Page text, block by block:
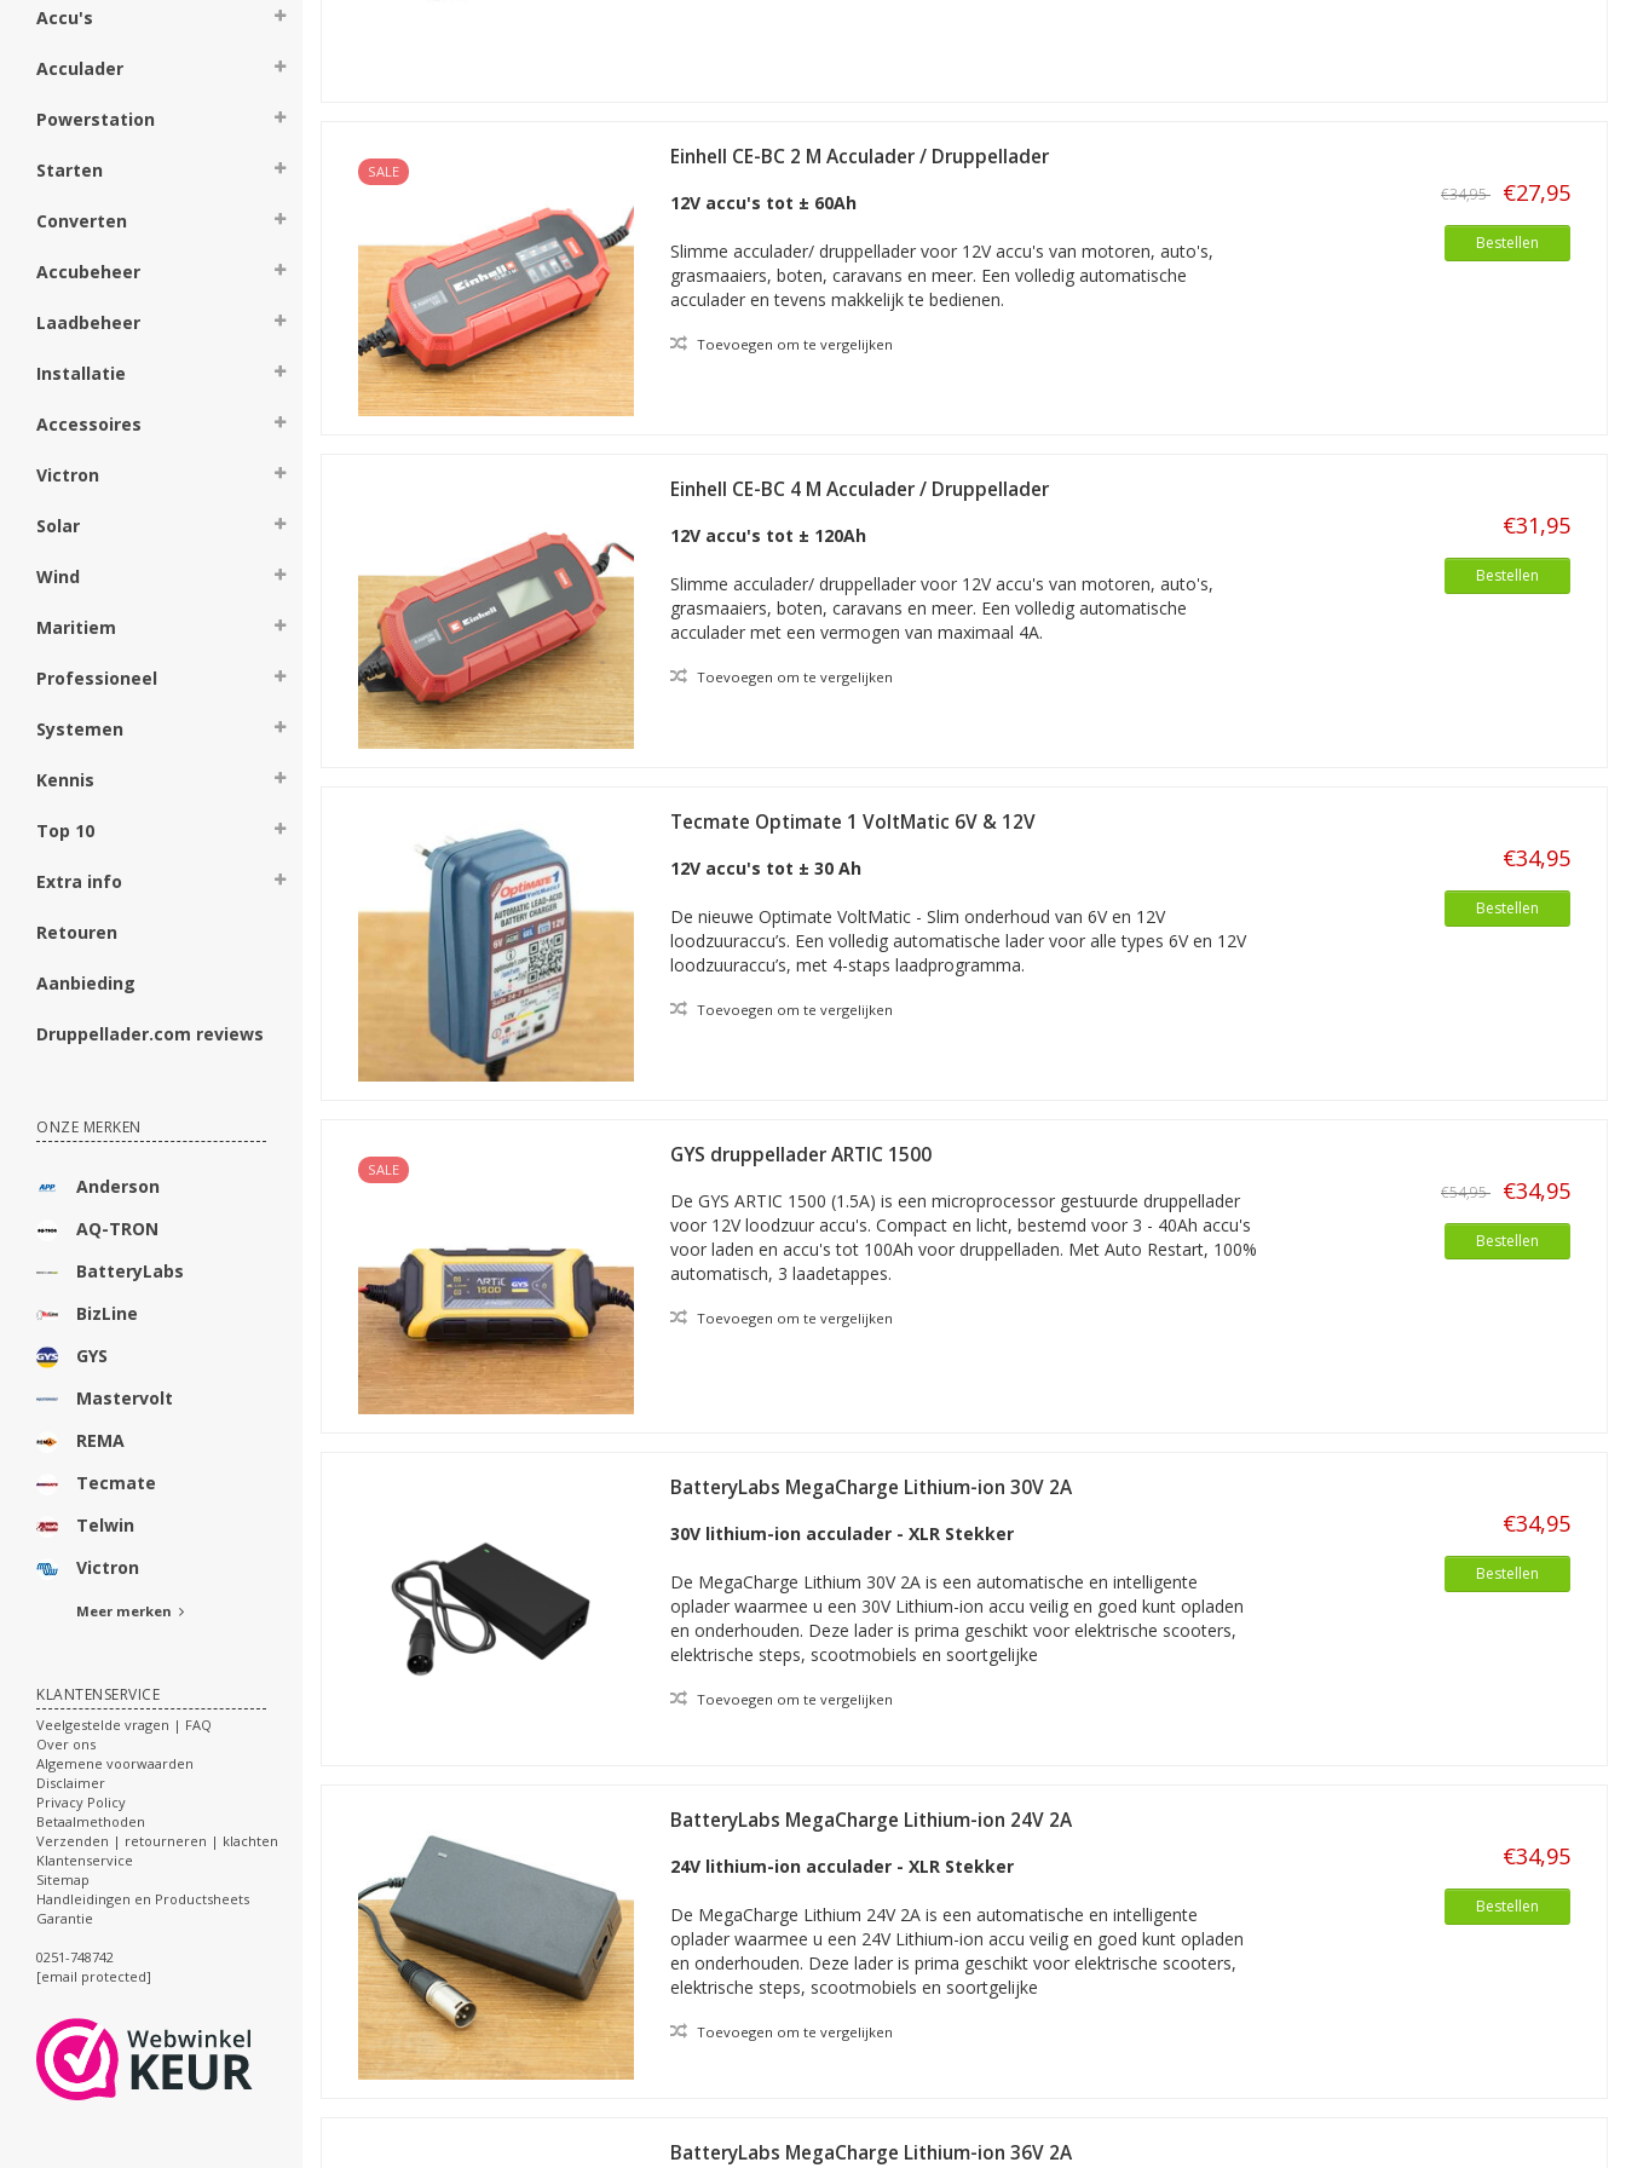
Accu's
Acculader
Powerstation
Starten
Converten
Accubeheer
Laadbeheer
Installatie
Accessoires
Victron
Solar
Wind
Maritiem
Professioneel
Systemen
Kennis
Top 10
Extra info
Retouren
Aanbieding
Druppellader.com reviews
ONZE MERKEN
Anderson
AQ-TRON
BatteryLabs
BizLine
GYS
Mastervolt
REMA
Tecmate
Telwin
Victron
Meer merken
KLANTENSERVICE
Veelgestelde vragen | FAQ
Over ons
Algemene voorwaarden
Disclaimer
Privacy Policy
Betaalmethoden
Verzenden | retourneren | klachten
Klantenservice
Sitemap
Handleidingen en Productsheets
Garantie
0251-748742
[email protected]
SALE
Einhell CE-BC 2 M Acculader / Druppellader
12V accu's tot ± 60Ah
Slimme acculader/ druppellader voor 12V accu's van motoren, auto's,
grasmaaiers, boten, caravans en meer. Een volledig automatische
acculader en tevens makkelijk te bedienen.
Toevoegen om te vergelijken
€34,95 €27,95
Bestellen
Einhell CE-BC 4 M Acculader / Druppellader
12V accu's tot ± 120Ah
Slimme acculader/ druppellader voor 12V accu's van motoren, auto's,
grasmaaiers, boten, caravans en meer. Een volledig automatische
acculader met een vermogen van maximaal 4A.
Toevoegen om te vergelijken
€31,95
Bestellen
Tecmate Optimate 1 VoltMatic 6V & 12V
12V accu's tot ± 30 Ah
De nieuwe Optimate VoltMatic - Slim onderhoud van 6V en 12V
loodzuuraccu’s. Een volledig automatische lader voor alle types 6V en 12V
loodzuuraccu’s, met 4-staps laadprogramma.
Toevoegen om te vergelijken
€34,95
Bestellen
SALE
GYS druppellader ARTIC 1500
De GYS ARTIC 1500 (1.5A) is een microprocessor gestuurde druppellader
voor 12V loodzuur accu's. Compact en licht, bestemd voor 3 - 40Ah accu's
voor laden en accu's tot 100Ah voor druppelladen. Met Auto Restart, 100%
automatisch, 3 laadetappes.
Toevoegen om te vergelijken
€54,95 €34,95
Bestellen
BatteryLabs MegaCharge Lithium-ion 30V 2A
30V lithium-ion acculader - XLR Stekker
De MegaCharge Lithium 30V 2A is een automatische en intelligente
oplader waarmee u een 30V Lithium-ion accu veilig en goed kunt opladen
en onderhouden. Deze lader is prima geschikt voor elektrische scooters,
elektrische steps, scootmobiels en soortgelijke
Toevoegen om te vergelijken
€34,95
Bestellen
BatteryLabs MegaCharge Lithium-ion 24V 2A
24V lithium-ion acculader - XLR Stekker
De MegaCharge Lithium 24V 2A is een automatische en intelligente
oplader waarmee u een 24V Lithium-ion accu veilig en goed kunt opladen
en onderhouden. Deze lader is prima geschikt voor elektrische scooters,
elektrische steps, scootmobiels en soortgelijke
Toevoegen om te vergelijken
€34,95
Bestellen
BatteryLabs MegaCharge Lithium-ion 36V 2A